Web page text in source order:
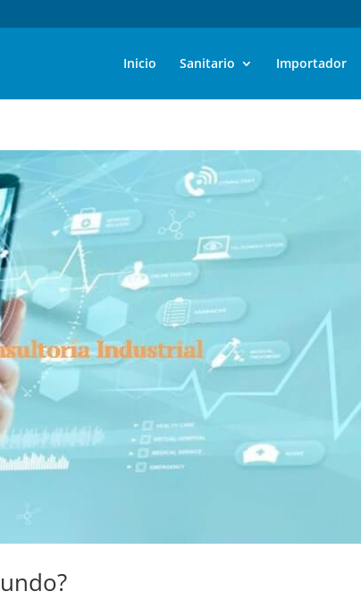
Inicio Sanitario Importador